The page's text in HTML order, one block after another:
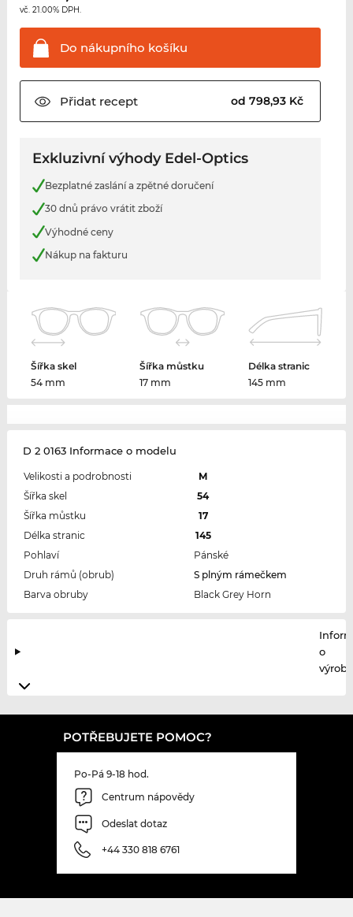
vč. 21.00% DPH.
Do nákupního košíku
Přidatrecept od 798,93 Kč
Exkluzivní výhody Edel-Optics
Bezplatné zaslání a zpětné doručení
30 dnů právo vrátit zboží
Výhodné ceny
Nákup na fakturu
Šířka skel
54 mm
Šířka můstku
17 mm
Délka stranic
145 mm
D 2 0163 Informace o modelu
Velikosti a podrobnosti
M
Šířka skel
54
Šířka můstku
17
Délka stranic
145
Pohlaví
Pánské
Druh rámů (obrub)
S plným rámečkem
Barva obruby
Black Grey Horn
o
POTŘEBUJETE POMOC?
Po-Pá 9-18 hod.
Centrum nápovědy
Odeslat dotaz
+44 330 818 6761